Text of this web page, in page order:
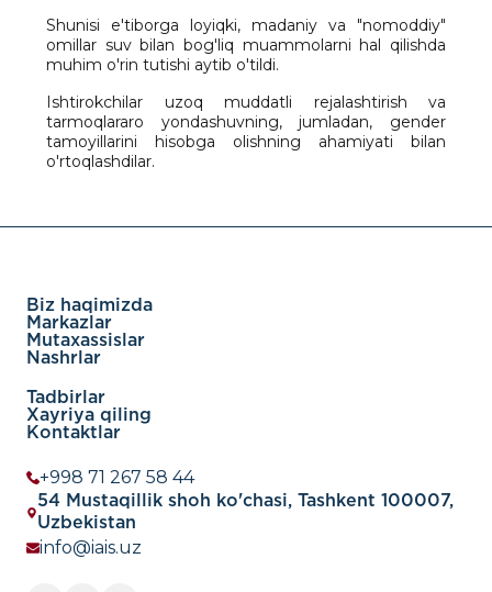
Shunisi e'tiborga loyiqki, madaniy va "nomoddiy"
omillar suv bilan bog'liq muammolarni hal qilishda
muhim o'rin tutishi aytib o'tildi.
Ishtirokchilar uzoq muddatli rejalashtirish va
tarmoqlararo yondashuvning, jumladan, gender
tamoyillarini hisobga olishning ahamiyati bilan
o'rtoqlashdilar.
Biz haqimizda
Markazlar
Mutaxassislar
Nashrlar
Tadbirlar
Xayriya qiling
Kontaktlar
+998 71 267 58 44
54 Mustaqillik shoh ko'chasi, Tashkent 100007,
Uzbekistan
info@iais.uz